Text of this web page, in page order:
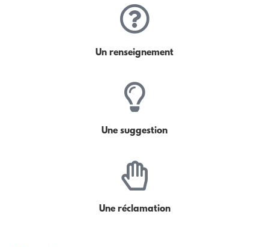
Un renseignement
Une suggestion
Une réclamation